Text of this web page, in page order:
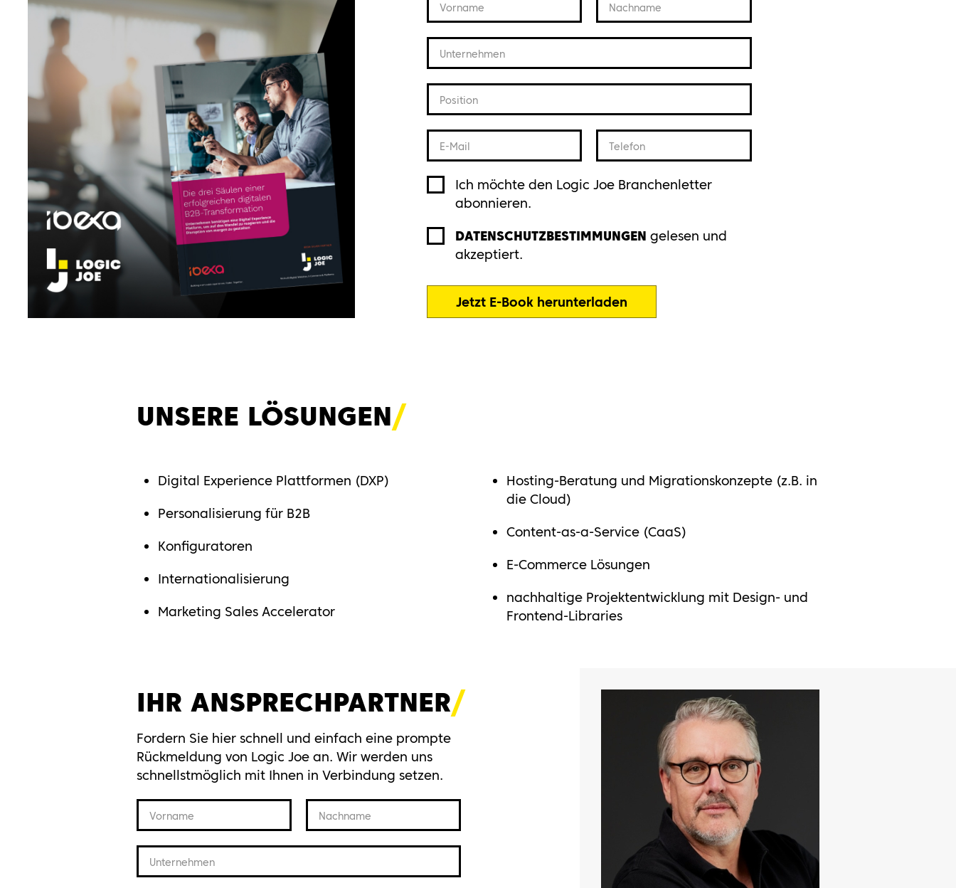
Vorname Nachname
Unternehmen
Position
E-Mail Telefon
Ich möchte den Logic Joe Branchenletter
abonnieren.
DATENSCHUTZBESTIMMUNGEN gelesen und
akzeptiert.
Jetzt E-Book herunterladen
UNSERE LÖSUNGEN
Digital Experience Plattformen (DXP)
Personalisierung für B2B
Konfiguratoren
Internationalisierung
Marketing Sales Accelerator
Hosting-Beratung und Migrationskonzepte (z.B. in
die Cloud)
Content-as-a-Service (CaaS)
E-Commerce Lösungen
nachhaltige Projektentwicklung mit Design- und
Frontend-Libraries
IHR ANSPRECHPARTNER
Fordern Sie hier schnell und einfach eine prompte
Rückmeldung von Logic Joe an. Wir werden uns
schnellstmöglich mit Ihnen in Verbindung setzen.
Vorname Nachname
Unternehmen